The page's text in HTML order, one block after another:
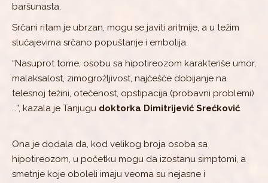
baršunasta.
Srčani ritam je ubrzan, mogu se javiti aritmije, a u težim
slučajevima srčano popuštanje i embolija.
“Nasuprot tome, osobu sa hipotireozom karakteriše umor,
malaksalost, zimogrožljivost, najčešće dobijanje na
telesnoj težini, otečenost, opstipacija (probavni problemi)
…”, kazala je Tanjugu doktorka Dimitrijević Srećković.
Ona je dodala da, kod velikog broja osoba sa
hipotireozom, u početku mogu da izostanu simptomi, a
smetnje koje oboleli imaju veoma su nejasne i